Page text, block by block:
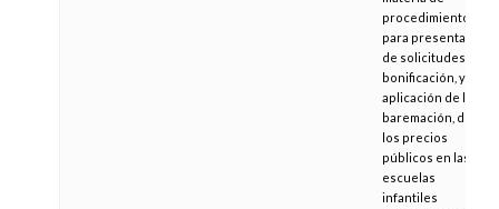
procedimiento
para presentación
de solicitudes de
bonificación, y de
aplicación de la
baremación, de
los precios
públicos en las
escuelas
infantiles